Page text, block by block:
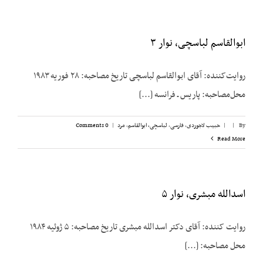
ابوالقاسم لباسچی، نوار ۳
روایت‌کننده: آقای ابوالقاسم لباسچی تاریخ مصاحبه: ۲۸ فوریه ۱۹۸۳
محل‌مصاحبه: پاریس ـ فرانسه [...]
By
|
| حبیب لاجوردی,فارسی,لباسچی، ابوالقاسم,مرد |
0 Comments
Read More
اسدالله مبشری، نوار ۵
روایت کننده: آقای دکتر اسدالله مبشری تاریخ مصاحبه: ۵ ژوئیه ۱۹۸۴
محل مصاحبه: [...]